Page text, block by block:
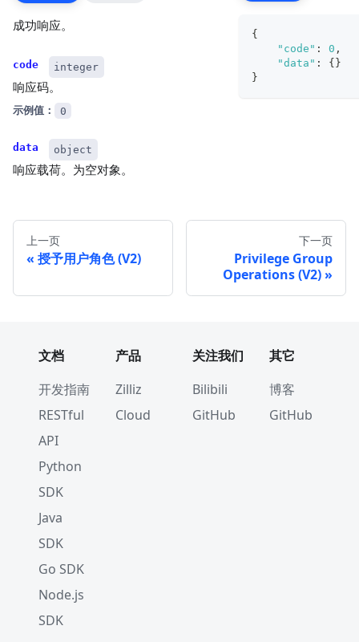
成功响应。
code integer
响应码。
示例值： 0
data object
响应载荷。为空对象。
{
"code" : 0 ,
"data" : {}
}
上一页
授予用户角色 (V2)
下一页
Privilege Group
Operations (V2)
文档
开发指南
RESTful
API
Python
SDK
Java
SDK
Go SDK
Node.js
SDK
产品
Zilliz
Cloud
关注我们
Bilibili
GitHub
其它
博客
GitHub